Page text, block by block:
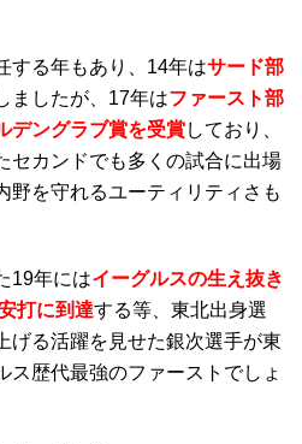
する年もあり、14年はサード部
ましたが、17年はファースト部
デングラブ賞を受賞しており、
セカンドでも多くの試合に出場
野を守れるユーティリティさも
19年にはイーグルスの生え抜き
打に到達する等、東北出身選
げる活躍を見せた銀次選手が東
ス歴代最強のファーストでしょ